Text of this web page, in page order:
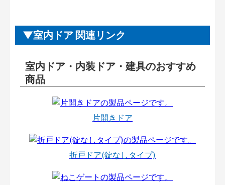
室内ドア 関連リンク
室内ドア・内装ドア・建具のおすすめ
商品
片開きドア
折戸ドア(錠なしタイプ)